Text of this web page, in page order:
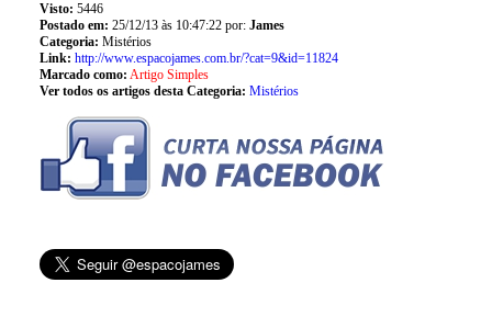
Visto: 5446
Postado em: 25/12/13 às 10:47:22 por: James
Categoria: Mistérios
Link: http://www.espacojames.com.br/?cat=9&id=11824
Marcado como: Artigo Simples
Ver todos os artigos desta Categoria: Mistérios